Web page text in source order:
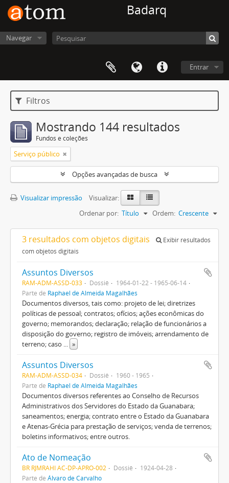
Badarq
Navegar
Entrar
Filtros
Mostrando 144 resultados
Fundos e coleções
Serviço público
Opções avançadas de busca
Visualizar impressão
Visualizar:
Ordenar por: Título Ordem: Crescente
3 resultados com objetos digitais
Exibir resultados
com objetos digitais
Assuntos Diversos
RAM-ADM-ASSD-033 Dossiê
1964-01-22 - 1965-06-14
Parte de Raphael de Almeida Magalhães
Documentos diversos, tais como: projeto de lei; diretrizes
políticas de pessoal; contratos; ofícios; ações econômicas do
governo; memorandos; declaração; relação de funcionários a
disposição do governo; registro de imóveis; arrendamento de
terreno; caso ... »
Assuntos Diversos
RAM-ADM-ASSD-034 Dossiê
1960 - 1965
Parte de Raphael de Almeida Magalhães
Documentos diversos referentes ao Conselho de Recursos
Administrativos dos Servidores do Estado da Guanabara;
saneamentos; energia; contrato entre o Estado da Guanabara
e Atenas-Grécia para prestação de serviços; venda de terrenos;
boletins informativos; entre outros.
Ato de Nomeação
BR RJMRAHI AC-DP-APRO-002 Dossiê
1924-04-28
Parte de Álvaro de Carvalho